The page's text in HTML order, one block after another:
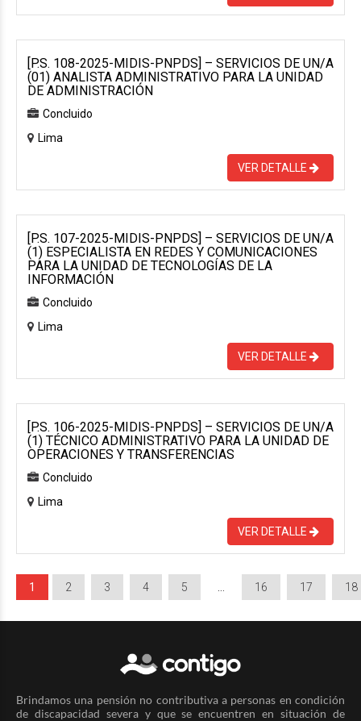
[P.S. 108-2025-MIDIS-PNPDS] – SERVICIOS DE UN/A
(01) ANALISTA ADMINISTRATIVO PARA LA UNIDAD
DE ADMINISTRACIÓN
Concluido
Lima
VER DETALLE
[P.S. 107-2025-MIDIS-PNPDS] – SERVICIOS DE UN/A
(1) ESPECIALISTA EN REDES Y COMUNICACIONES
PARA LA UNIDAD DE TECNOLOGÍAS DE LA
INFORMACIÓN
Concluido
Lima
VER DETALLE
[P.S. 106-2025-MIDIS-PNPDS] – SERVICIOS DE UN/A
(1) TÉCNICO ADMINISTRATIVO PARA LA UNIDAD DE
OPERACIONES Y TRANSFERENCIAS
Concluido
Lima
VER DETALLE
1 2 3 4 5 16 17 18
Brindamos una pensión no contributiva a personas en condición
de discapacidad severa y que se encuentren en situación de